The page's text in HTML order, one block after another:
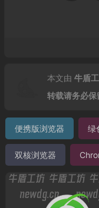
本文由 牛盾
转载请务必保
便携版浏览器 绿
双核浏览器